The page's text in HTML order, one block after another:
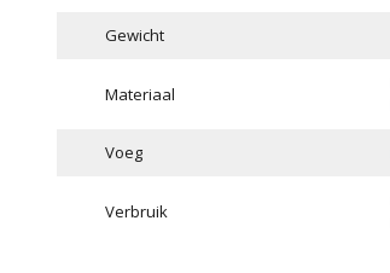
Gewicht
Materiaal
Voeg
Verbruik